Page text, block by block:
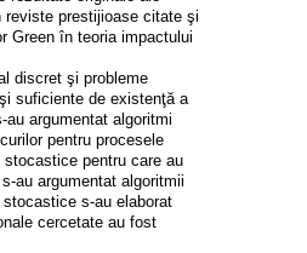
reviste prestijioase citate şi
Green în teoria impactului
discret şi probleme
suficiente de existenţă a
argumentat algoritmi
pentru procesele
pentru care au
au argumentat algoritmii
s-au elaborat
cercetate au fost